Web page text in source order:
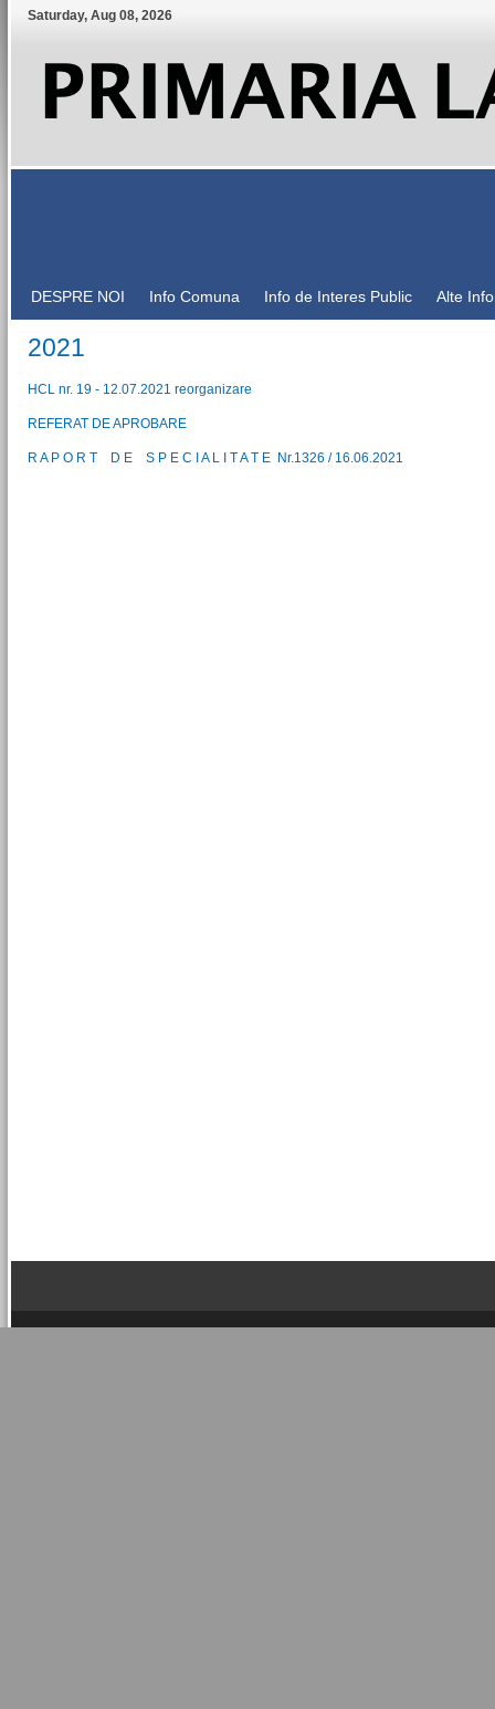
Saturday, Aug 08, 2026
DESPRE NOI Info Comuna Info de Interes Public Alte
2021
HCL nr. 19 - 12.07.2021 reorganizare
REFERAT DE APROBARE
R A P O R T D E S P E C I A L I T A T E Nr.1326 / 16.06.2021